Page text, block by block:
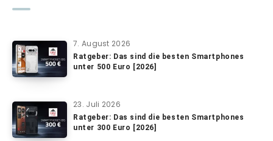
7. August 2026
Ratgeber: Das sind die besten Smartphones
unter 500 Euro [2026]
23. Juli 2026
Ratgeber: Das sind die besten Smartphones
unter 300 Euro [2026]